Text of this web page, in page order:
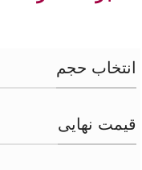
انتخاب حجم
قیمت نهایی